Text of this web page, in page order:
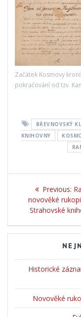
Začátek Kosmovy
pokračování od tzv.
BŘEVNOVSKÝ
KNIHOVNY
Navigace
pro
příspěvek
Previous:
novověké
Strahovské
Historické
Novověké